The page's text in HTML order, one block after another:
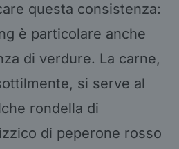
questa consistenza:
è particolare anche
di verdure. La carne,
si serve al
rondella di
di peperone rosso